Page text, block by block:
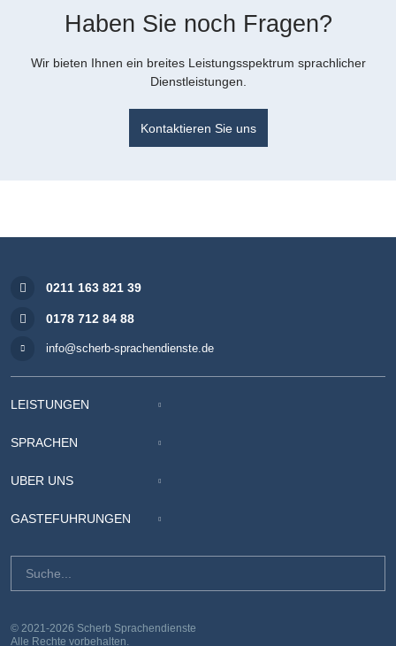
Haben Sie noch Fragen?
Wir bieten Ihnen ein breites Leistungsspektrum sprachlicher
Dienstleistungen.
Kontaktieren Sie uns
0211 163 821 39
0178 712 84 88
info@scherb-sprachendienste.de
LEISTUNGEN
SPRACHEN
ÜBER UNS
GÄSTEFÜHRUNGEN
© 2021-2026 Scherb Sprachendienste
Alle Rechte vorbehalten.